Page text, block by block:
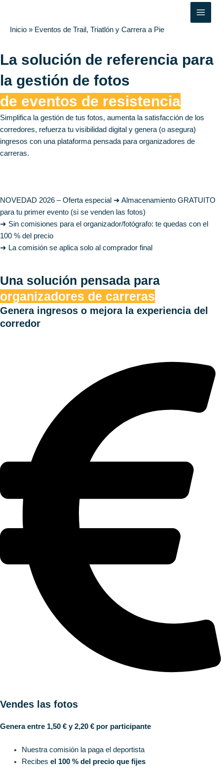
contenido
Main
Inicio » Eventos de Trail, Triatlón y Carrera a Pie
La solución de referencia para
la gestión de fotos
de eventos de resistencia
Simplifica la gestión de tus fotos, aumenta la satisfacción de los
corredores, refuerza tu visibilidad digital y genera (o asegura)
ingresos con una plataforma pensada para organizadores de
carreras.
NOVEDAD 2026 – Oferta especial ➜ Almacenamiento GRATUITO
para tu primer evento (si se venden las fotos)
➜ Sin comisiones para el organizador/fotógrafo: te quedas con el
100 % del precio
➜ La comisión se aplica solo al comprador final
Una solución pensada para
organizadores de carreras
Genera ingresos o mejora la experiencia del
corredor
Vendes las fotos
Genera entre 1,50 € y 2,20 € por participante
Nuestra comisión la paga el deportista
Recibes el 100 % del precio que fijes